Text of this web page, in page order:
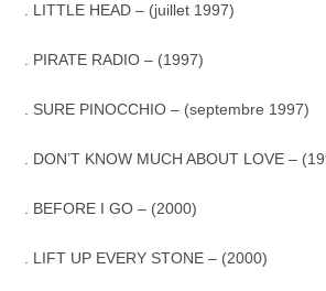
. LITTLE HEAD – (juillet 1997)
. PIRATE RADIO – (1997)
. SURE PINOCCHIO – (septembre 1997)
. DON’T KNOW MUCH ABOUT LOVE –
. BEFORE I GO – (2000)
. LIFT UP EVERY STONE – (2000)